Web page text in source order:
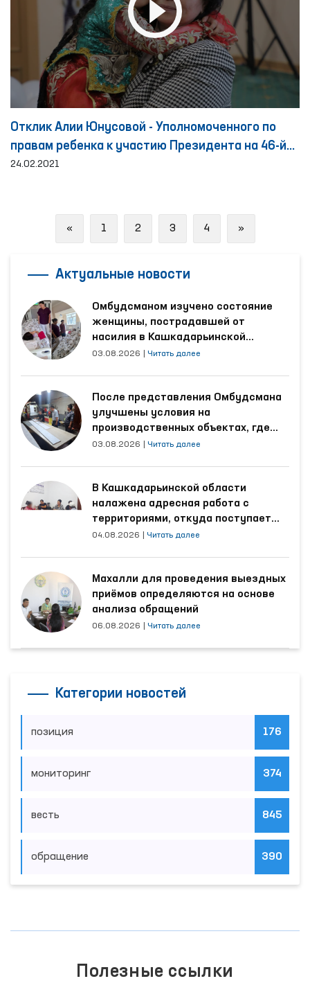
Отклик Алии Юнусовой - Уполномоченного по
правам ребенка к участию Президента на 46-й
сессии Совета по правам человека Организации
24.02.2021
«Previous
1 2 3 4 »Next
Актуальные новости
Омбудсманом изучено состояние
женщины, пострадавшей от
насилия в Кашкадарьинской
области
03.08.2026 Читать далее
После представления Омбудсмана
улучшены условия на
производственных объектах, где
трудятся осуждённые
03.08.2026 Читать далее
В Кашкадарьинской области
налажена адресная работа с
территориями, откуда поступает
наибольшее количество обращений
04.08.2026 Читать далее
Махалли для проведения выездных
приёмов определяются на основе
анализа обращений
06.08.2026 Читать далее
Категории новостей
позиция 176
мониторинг 374
весть 845
обращение 390
Полезные ссылки